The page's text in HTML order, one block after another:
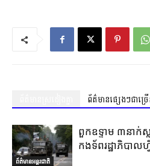
ព័ត៌មានផ្សេងៗជាច្រ
ព័ត៌មានអន្តរជាតិ
ពួកឧទ្ទាម ៣នាក់ស្
កងទ័ពរដ្ឋាភិបាល